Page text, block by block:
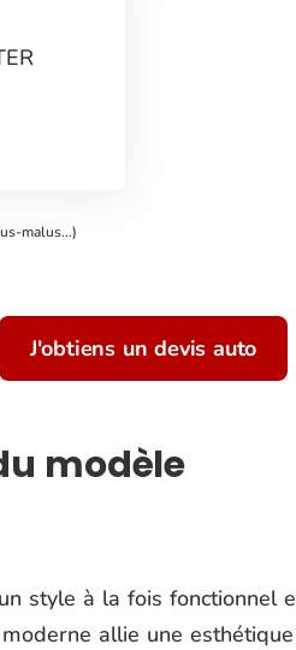
malus...)
J'obtiens un devis auto
modèle
style à la fois fonctionnel
allie une